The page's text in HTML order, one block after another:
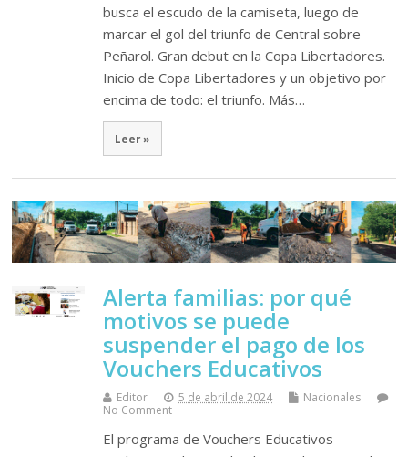
busca el escudo de la camiseta, luego de
marcar el gol del triunfo de Central sobre
Peñarol. Gran debut en la Copa Libertadores.
Inicio de Copa Libertadores y un objetivo por
encima de todo: el triunfo. Más…
Leer »
Alerta familias: por qué
motivos se puede
suspender el pago de los
Vouchers Educativos
Editor 5 de abril de 2024
Nacionales
No Comment
El programa de Vouchers Educativos